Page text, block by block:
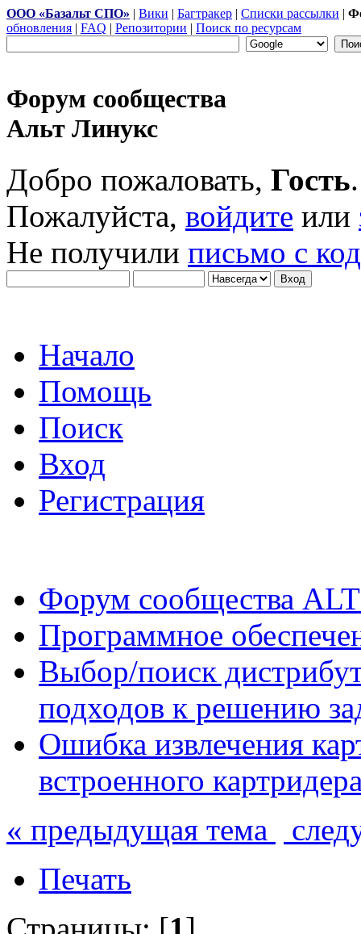
ООО «Базальт СПО» | Вики | Багтракер | Списки рассылки |
обновления | FAQ | Репозитории | Поиск по ресурсам
Форум сообщества
Альт Линукс
Добро пожаловать, Гость.
Пожалуйста, войдите или
Не получили письмо с
Начало
Помощь
Поиск
Вход
Регистрация
Форум сообщества
Программное
Выбор/поиск
подходов к решению
Ошибка извлечения
встроенного
« предыдущая тема
Печать